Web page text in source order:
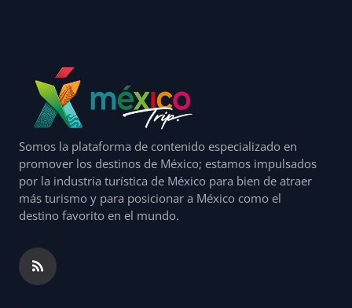
Somos la plataforma de contenido especializado en
promover los destinos de México; estamos impulsados
por la industria turística de México para bien de atraer
más turismo y para posicionar a México como el
destino favorito en el mundo.